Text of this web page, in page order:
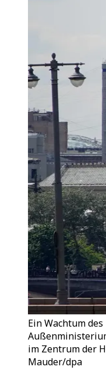
Ein Wachtum
im Zentrum der
Mauder/dpa